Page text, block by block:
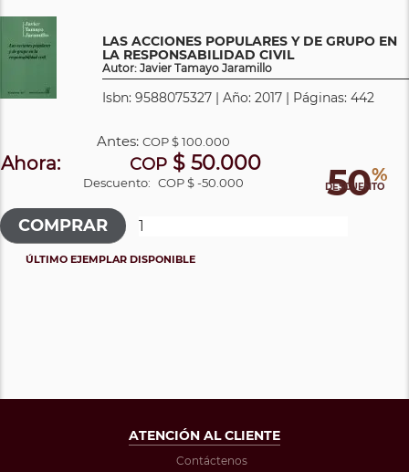
LAS ACCIONES POPULARES Y DE GRUPO EN
LA RESPONSABILIDAD CIVIL
Autor: Javier Tamayo Jaramillo
Isbn: 9588075327 | Año: 2017 | Páginas: 442
50%
DESCUENTO
Antes:COP$ 100.000
Ahora: COP $ 50.000
Descuento: COP $ -50.000
ÚLTIMO EJEMPLAR DISPONIBLE
ATENCIÓN AL CLIENTE
Contáctenos